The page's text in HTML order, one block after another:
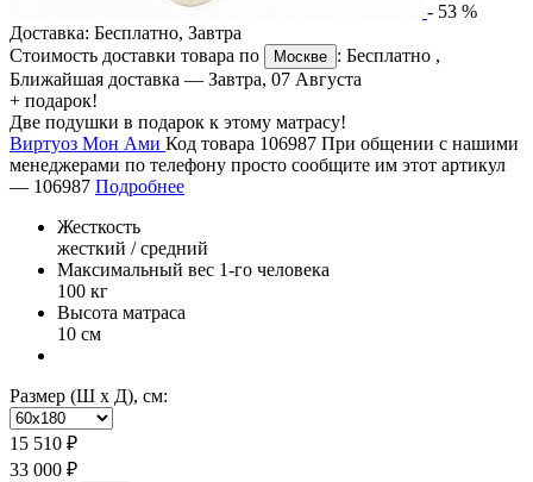
- 53 %
Доставка: Бесплатно, Завтра
Стоимость доставки товара по
Москве : Бесплатно ,
Ближайшая доставка — Завтра, 07 Августа
+ подарок!
Две подушки в подарок к этому матрасу!
Виртуоз Мон Ами Код товара 106987 При общении с нашими
менеджерами по телефону просто сообщите им этот артикул
— 106987 Подробнее
Жесткость
жесткий / средний
Максимальный вес 1-го человека
100 кг
Высота матраса
10 см
Размер (Ш х Д), см:
15 510 ₽
33 000 ₽